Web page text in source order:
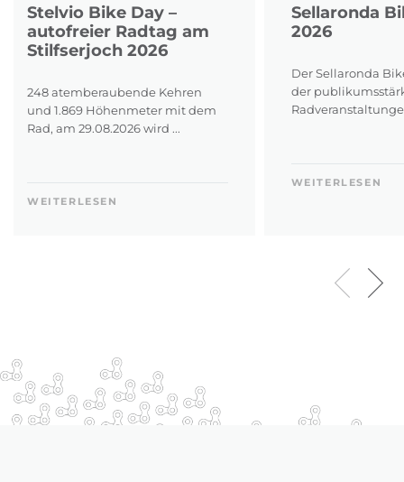
Stelvio Bike Day –
autofreier Radtag am
Stilfserjoch 2026
248 atemberaubende Kehren
und 1.869 Höhenmeter mit dem
Rad, am 29.08.2026 wird ...
WEITERLESEN
Sellaronda
2026
Der Sellaronda
der
WEITERLESEN